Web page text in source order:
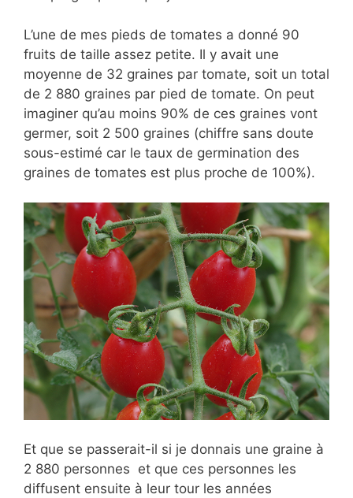
L’une de mes pieds de tomates a donné 90
fruits de taille assez petite. Il y avait une
moyenne de 32 graines par tomate, soit un total
de 2 880 graines par pied de tomate. On peut
imaginer qu’au moins 90% de ces graines vont
germer, soit 2 500 graines (chiffre sans doute
sous-estimé car le taux de germination des
graines de tomates est plus proche de 100%).
Et que se passerait-il si je donnais une graine à
2 880 personnes et que ces personnes les
diffusent ensuite à leur tour les années